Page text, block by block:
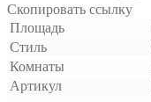
Скопировать ссылку
Площадь
Стиль
Комнаты
Артикул